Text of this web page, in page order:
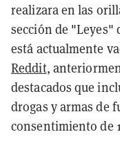
realizara en las
sección de "Leyes"
está actualmente
Reddit,
destacados que
drogas y armas de
consentimiento de